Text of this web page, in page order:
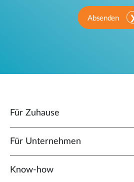
Absenden
Für Zuhause
Für Unternehmen
Know-how